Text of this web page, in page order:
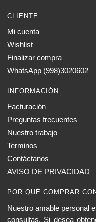
CLIENTE
Mi cuenta
Wishlist
Finalizar compra
WhatsApp (998)3020602
INFORMACIÓN
Facturación
Preguntas frecuentes
Nuestro trabajo
Terminos
Contáctanos
AVISO DE PRIVACIDAD
POR QUÉ COMPRAR
Nuestro amable personal
consultas. Si desea